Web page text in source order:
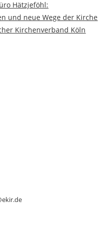
Hätzjeföhl:
und neue Wege der Kirche
Kirchenverband Köln